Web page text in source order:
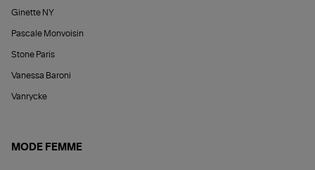
Ginette NY
Pascale Monvoisin
Stone Paris
Vanessa Baroni
Vanrycke
MODE FEMME